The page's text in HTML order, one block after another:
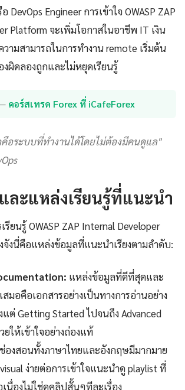
DevOps Engineer การเข้าใจ OWASP ZAP
Platform จะเพิ่มโอกาสในอาชีพ IT เงิน
ามสามารถในการทำงาน remote เริ่มต้น
ผิดลองถูกและไม่หยุดเรียนรู้
คอร์สเทรด Forex ที่ iCafeForex
อระบบที่ทำงานได้โดยไม่ต้องมีคนดูแล"
ละแหล่งเรียนรู้ที่แนะนำ
ยนรู้ OWASP ZAP Internal Developer
จังนี่คือแหล่งข้อมูลที่แนะนำเรียงตามลำดับ:
แหล่งข้อมูลที่ดีที่สุดและ
มอคือเอกสารอย่างเป็นทางการอ่านอย่าง
ต่ Getting Started ไปจนถึง Advanced
ยให้เข้าใจอย่างถ่องแท้
ช่องสอนทั้งภาษาไทยและอังกฤษมีมากมาย
ง่ายต่อการเข้าใจแนะนำดู playlist ที่
นื่องไม่ใช่ดูคลิปสั้นๆทีละเรื่อง